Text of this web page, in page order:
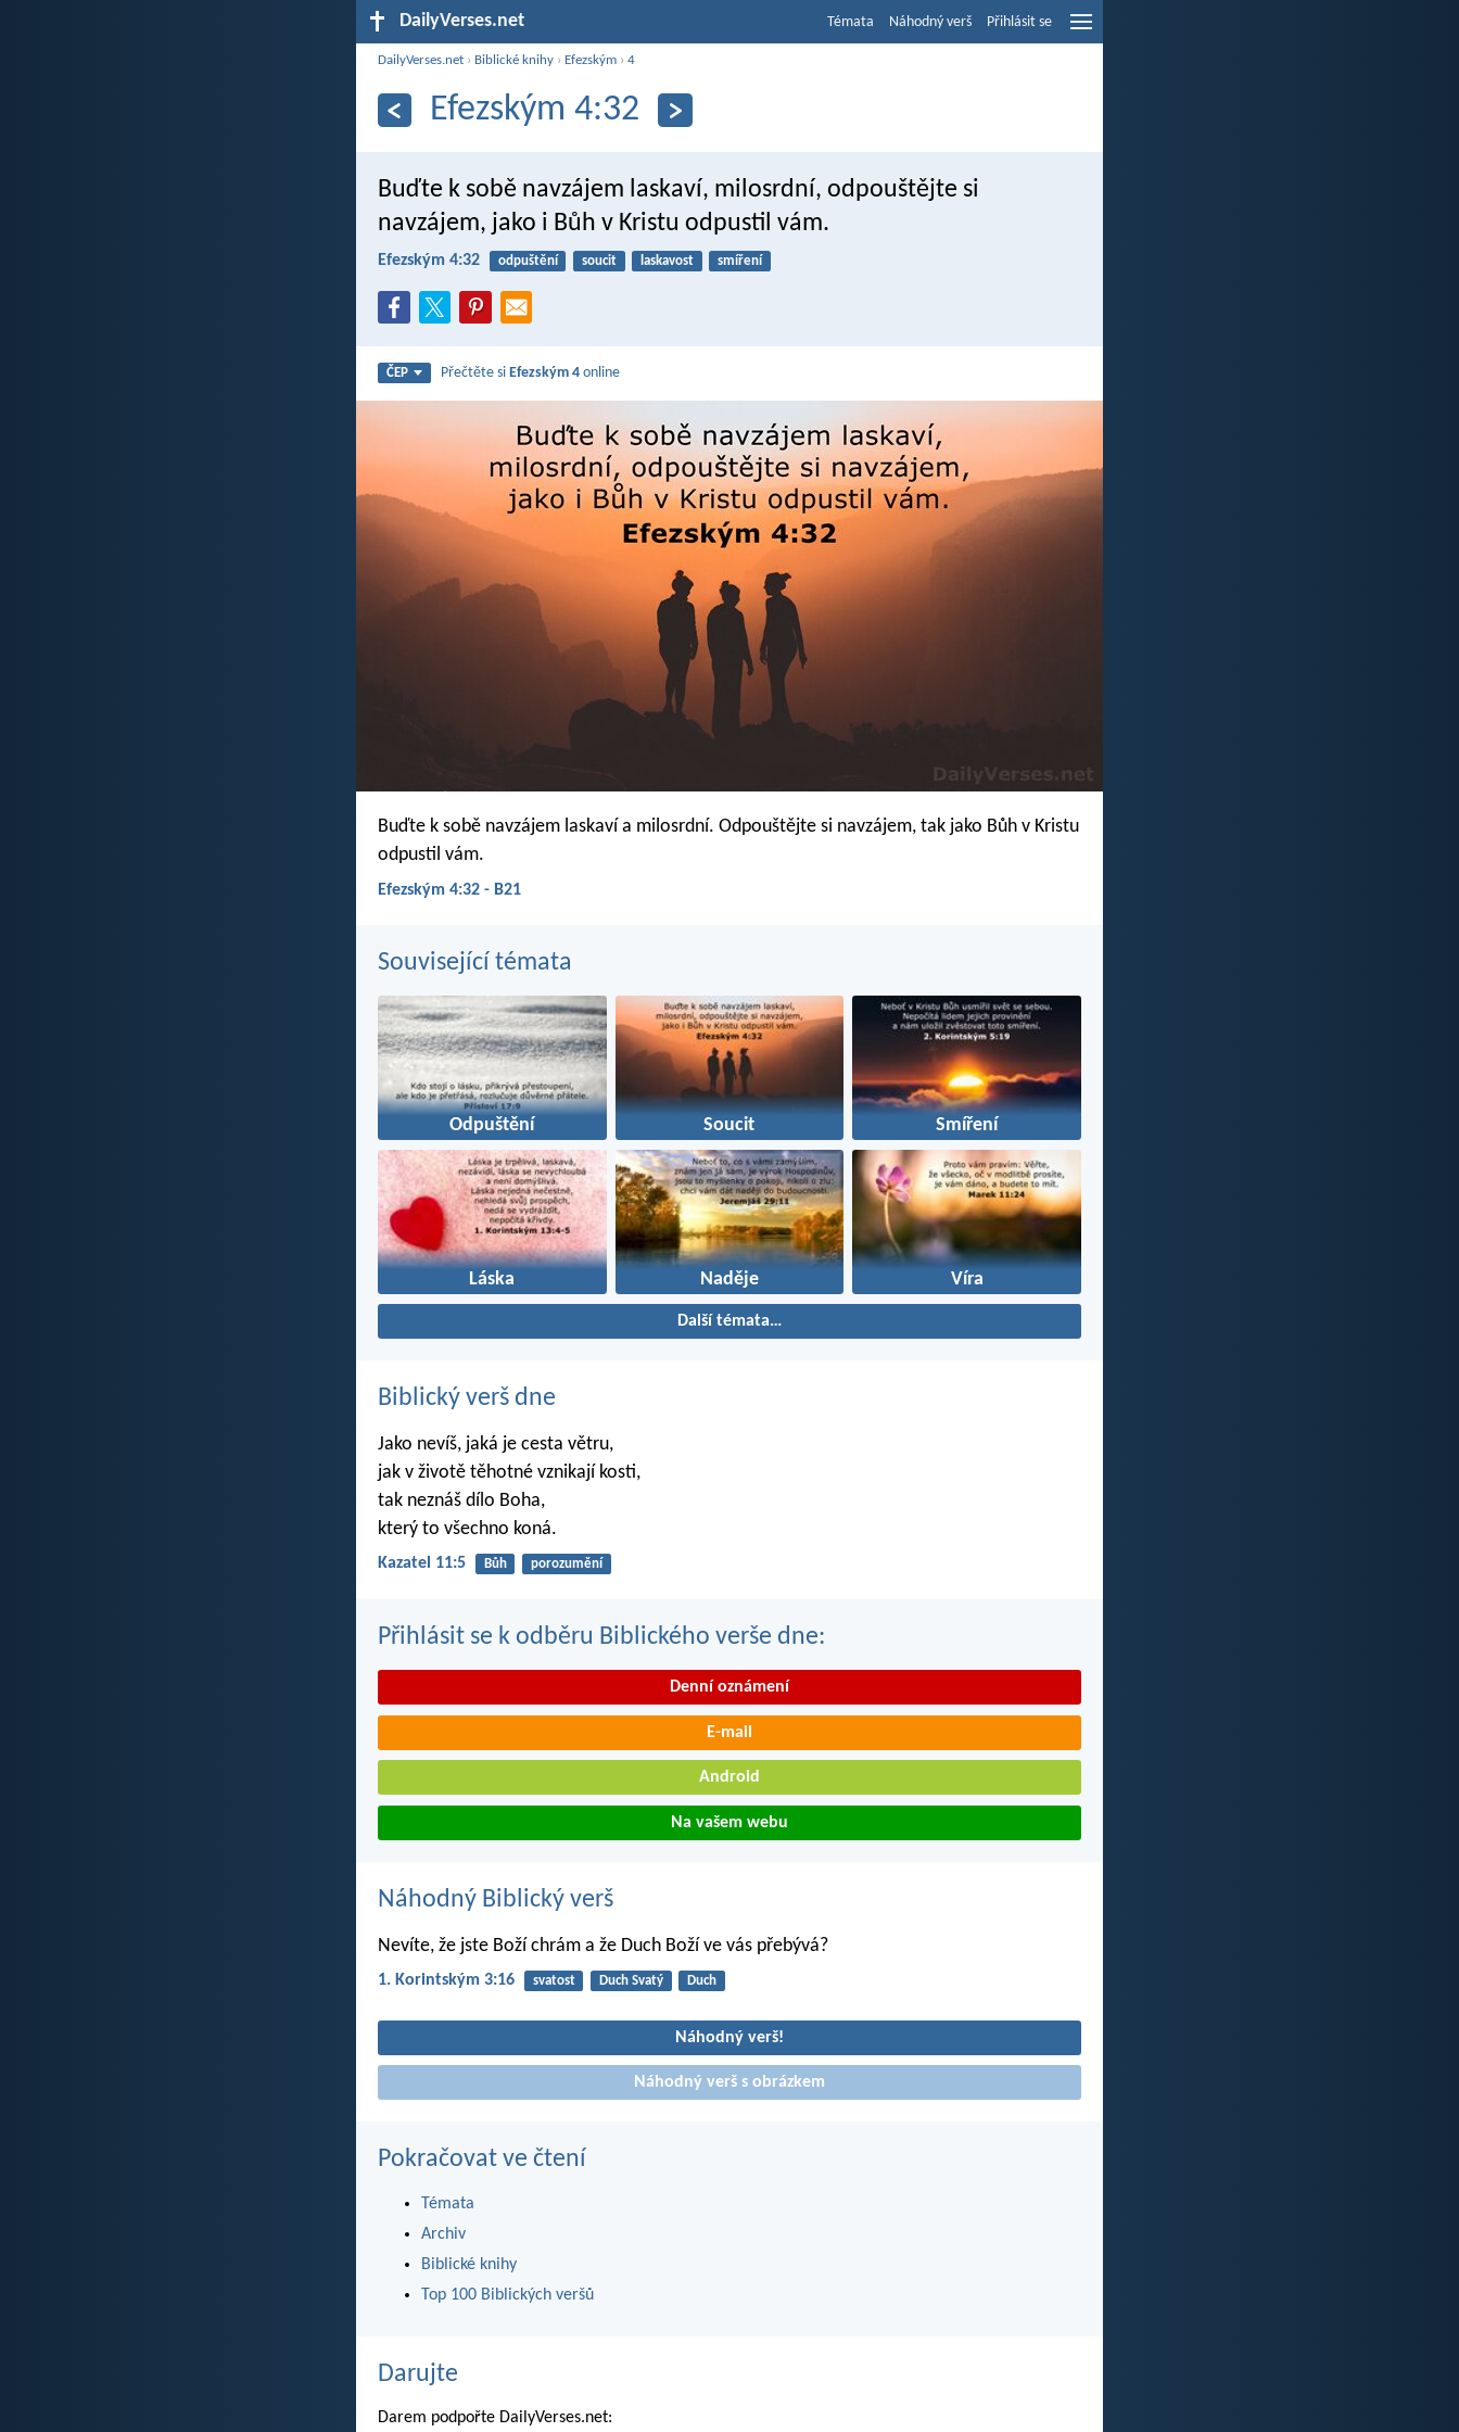
DailyVerses.net Témata Náhodný verš Přihlásit se
DailyVerses.net › Biblické knihy › Efezským ›4
Efezským 4:32
Buďte k sobě navzájem laskaví, milosrdní, odpouštějte si
navzájem, jako i Bůh v Kristu odpustil vám.
Efezským 4:32 odpuštění soucit laskavost smíření
ČEP Přečtěte siEfezským 4 online
Buďte k sobě navzájem laskaví a milosrdní. Odpouštějte si navzájem, tak jako Bůh v Kristu
odpustil vám.
Efezským 4:32 - B21
Související témata
Odpuštění Soucit Smíření
Láska Naděje Víra
Další témata…
Biblický verš dne
Jako nevíš, jaká je cesta větru,
jak v životě těhotné vznikají kosti,
tak neznáš dílo Boha,
který to všechno koná.
Kazatel 11:5 Bůh porozumění
Přihlásit se k odběru Biblického verše dne:
Denní oznámení
E-mail
Android
Na vašem webu
Náhodný Biblický verš
Nevíte, že jste Boží chrám a že Duch Boží ve vás přebývá?
1. Korintským 3:16 svatost Duch Svatý Duch
Náhodný verš!
Náhodný verš s obrázkem
Pokračovat ve čtení
Témata
Archiv
Biblické knihy
Top 100 Biblických veršů
Darujte
Darem podpořte DailyVerses.net: